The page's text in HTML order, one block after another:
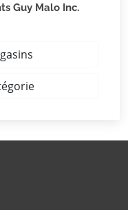
Guy Malo Inc.